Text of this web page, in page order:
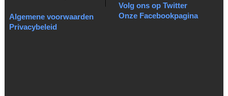
Algemene voorwaarden
Privacybeleid
Volg ons op Twitter
Onze Facebookpagina